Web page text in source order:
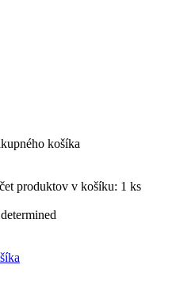
košíka
produktov v košíku: 1 ks